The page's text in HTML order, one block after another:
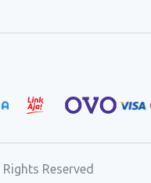
Reserved